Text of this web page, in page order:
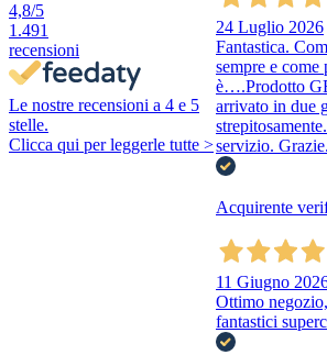
4,8/5
1.491
recensioni
Le nostre recensioni a 4 e 5
stelle.
Clicca qui per leggerle tutte >
24 Luglio 2026
Fantastica.
sempre e come
è….Prodotto
arrivato in due
servizio. Grazie.
Acquirente
11 Giugno
Ottimo
fantastici